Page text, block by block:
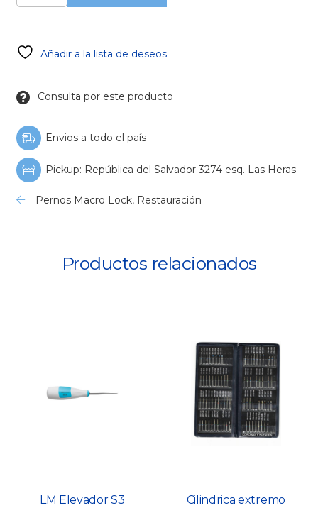
cantidad
Añadir a la lista de deseos
Consulta por este producto
Envios a todo el país
Pickup: República del Salvador 3274 esq. Las Heras
Pernos Macro Lock, Restauración
Productos relacionados
LM Elevador S3
Cilindrica extremo